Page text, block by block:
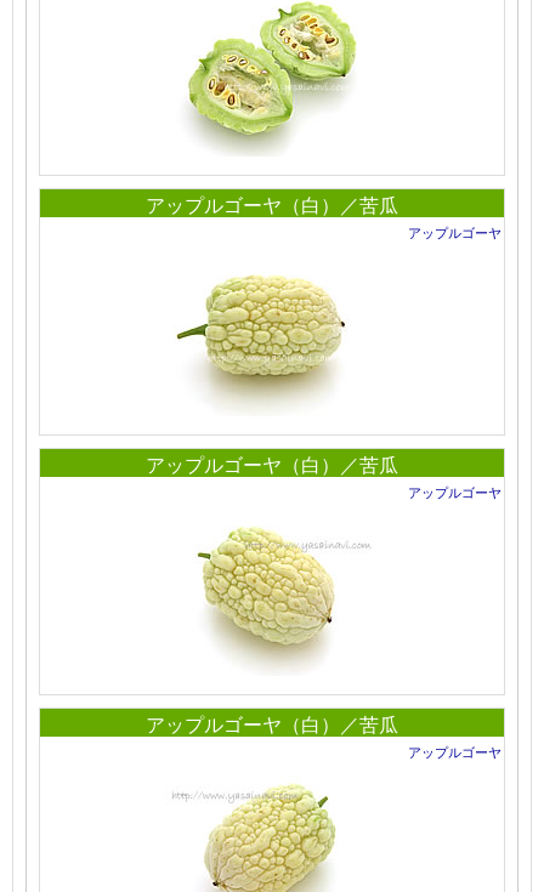
アップルゴーヤ（白）／苦瓜
アップルゴーヤ
アップルゴーヤ（白）／苦瓜
アップルゴーヤ
アップルゴーヤ（白）／苦瓜
アップルゴーヤ